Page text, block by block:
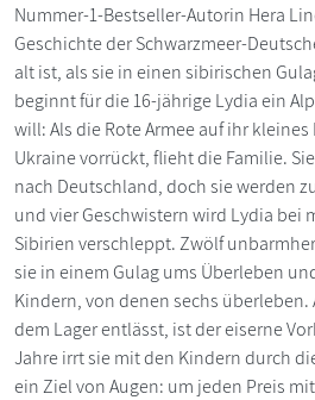
Nummer-1-Bestseller-Autorin Hera
Geschichte der Schwarzmeer-
alt ist, als sie in einen sibirischen
beginnt für die 16-jährige Lydia ein
will: Als die Rote Armee auf ihr
Ukraine vorrückt, flieht die Familie.
nach Deutschland, doch sie werden
und vier Geschwistern wird Lydia bei
Sibirien verschleppt. Zwölf
sie in einem Gulag ums Überleben
Kindern, von denen sechs überleben.
dem Lager entlässt, ist der eiserne
Jahre irrt sie mit den Kindern durch
ein Ziel von Augen: um jeden Preis